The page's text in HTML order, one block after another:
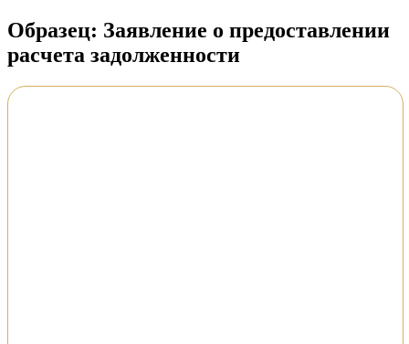
Образец: Заявление о предоставлении
расчета задолженности